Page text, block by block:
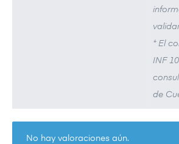
* El
INF
de
No hay valoraciones aún.